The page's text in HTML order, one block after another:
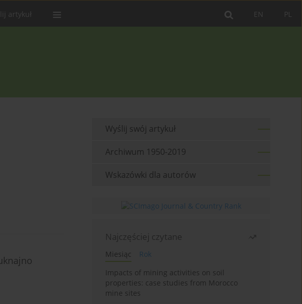
PL
EN
artykuł
Wyślij swój artykuł
Archiwum 1950-2019
Wskazówki dla autorów
Najczęściej czytane
Miesiąc
Rok
Impacts of mining activities on soil
properties: case studies from Morocco
mine sites